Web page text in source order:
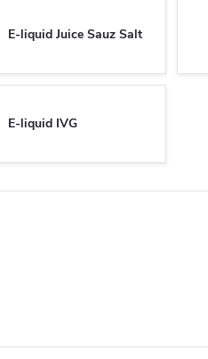
E-liquid Juice Sauz Salt
E-liquid IVG